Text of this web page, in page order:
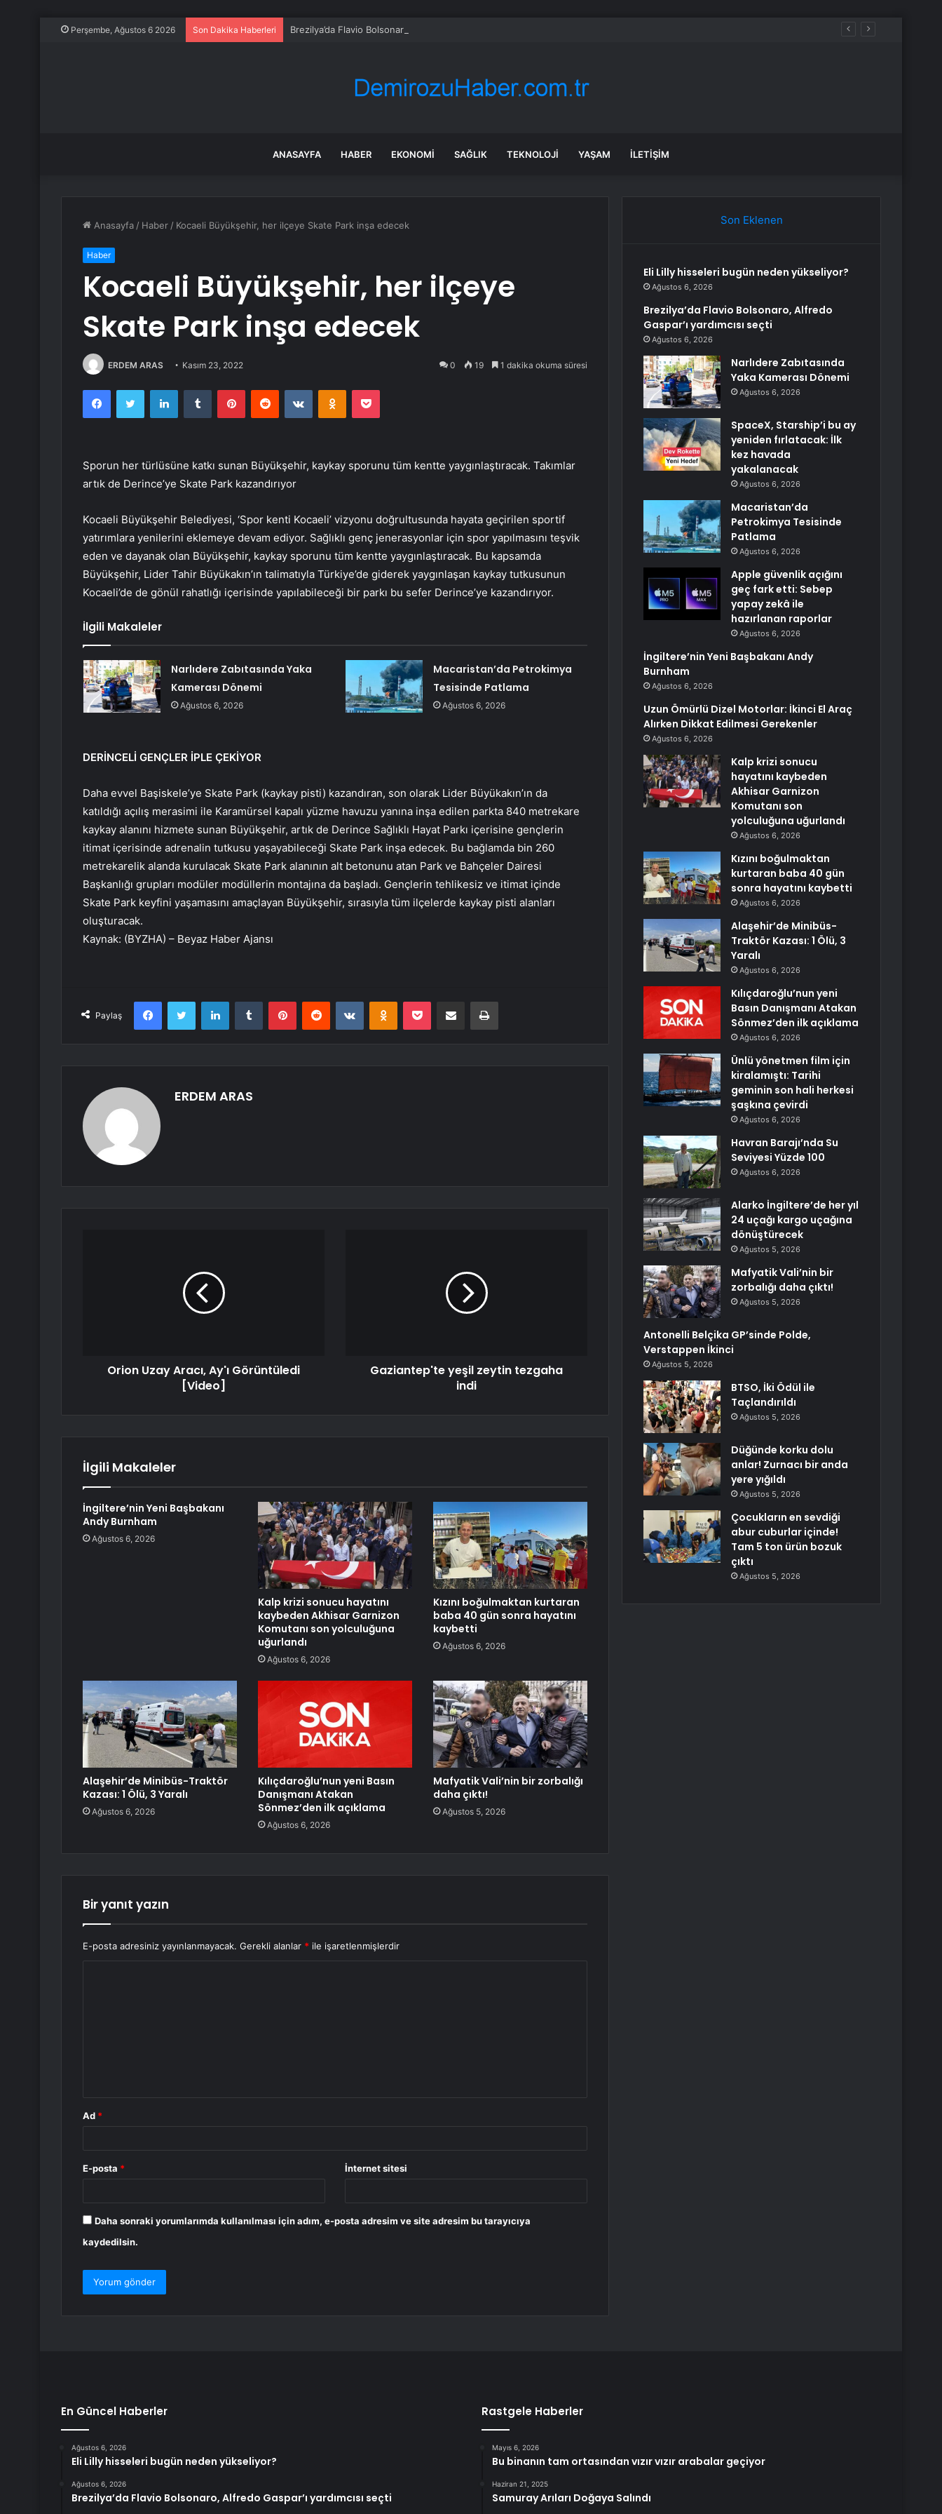
Perşembe, Ağustos 6 2026 Son Dakika Haberleri Brezilya’da Flavio Bolsonaro, Alfredo Gaspar’ı yardımcısı seçti
ANASAYFA HABER EKONOMI SAĞLIK TEKNOLOJI YAŞAM İLETIŞIM
Anasayfa / Haber / Kocaeli Büyükşehir, her ilçeye Skate Park inşa edecek
Haber
Kocaeli Büyükşehir, her ilçeye
Skate Park inşa edecek
ERDEM ARAS Kasım 23, 2022 0 19 1 dakika okuma süresi
FacebookTwitter LinkedInTumblr PinterestReddit VKontakteOdnoklassniki
Pocket
Sporun her türlüsüne katkı sunan Büyükşehir, kaykay sporunu tüm kentte yaygınlaştıracak. Takımlar
artık de Derince’ye Skate Park kazandırıyor
Kocaeli Büyükşehir Belediyesi, ‘Spor kenti Kocaeli’ vizyonu doğrultusunda hayata geçirilen sportif
yatırımlara yenilerini eklemeye devam ediyor. Sağlıklı genç jenerasyonlar için spor yapılmasını teşvik
eden ve dayanak olan Büyükşehir, kaykay sporunu tüm kentte yaygınlaştıracak. Bu kapsamda
Büyükşehir, Lider Tahir Büyükakın’ın talimatıyla Türkiye’de giderek yaygınlaşan kaykay tutkusunun
Kocaeli’de de gönül rahatlığı içerisinde yapılabileceği bir parkı bu sefer Derince’ye kazandırıyor.
İlgili Makaleler
Narlıdere Zabıtasında Yaka
Kamerası Dönemi
Ağustos 6, 2026
Macaristan’da Petrokimya
Tesisinde Patlama
Ağustos 6, 2026
DERİNCELİ GENÇLER İPLE ÇEKİYOR
Daha evvel Başiskele’ye Skate Park (kaykay pisti) kazandıran, son olarak Lider Büyükakın’ın da
katıldığı açılış merasimi ile Karamürsel kapalı yüzme havuzu yanına inşa edilen parkta 840 metrekare
kaykay alanını hizmete sunan Büyükşehir, artık de Derince Sağlıklı Hayat Parkı içerisine gençlerin
itimat içerisinde adrenalin tutkusu yaşayabileceği Skate Park inşa edecek. Bu bağlamda bin 260
metrekarelik alanda kurulacak Skate Park alanının alt betonunu atan Park ve Bahçeler Dairesi
Başkanlığı grupları modüler modüllerin montajına da başladı. Gençlerin tehlikesiz ve itimat içinde
Skate Park keyfini yaşamasını amaçlayan Büyükşehir, sırasıyla tüm ilçelerde kaykay pisti alanları
oluşturacak.
Kaynak: (BYZHA) – Beyaz Haber Ajansı
Paylaş
FacebookTwitter LinkedInTumblr PinterestReddit VKontakteOdnoklassniki
Pocket E-Posta ile paylaş Yazdır
ERDEM ARAS
Orion Uzay Aracı, Ay'ı Görüntüledi
[Video]
Gaziantep'te yeşil zeytin tezgaha
indi
İlgili Makaleler
İngiltere’nin Yeni Başbakanı
Andy Burnham
Ağustos 6, 2026
Kalp krizi sonucu hayatını
kaybeden Akhisar Garnizon
Komutanı son yolculuğuna
uğurlandı
Ağustos 6, 2026
Kızını boğulmaktan kurtaran
baba 40 gün sonra hayatını
kaybetti
Ağustos 6, 2026
Alaşehir’de Minibüs-Traktör
Kazası: 1 Ölü, 3 Yaralı
Ağustos 6, 2026
Kılıçdaroğlu’nun yeni Basın
Danışmanı Atakan
Sönmez’den ilk açıklama
Ağustos 6, 2026
Mafyatik Vali’nin bir zorbalığı
daha çıktı!
Ağustos 5, 2026
Bir yanıt yazın
E-posta adresiniz yayınlanmayacak. Gerekli alanlar * ile işaretlenmişlerdir
Ad *
E-posta * İnternet sitesi
Daha sonraki yorumlarımda kullanılması için adım, e-posta adresim ve site adresim bu tarayıcıya
kaydedilsin.
Son Eklenen
Eli Lilly hisseleri bugün neden yükseliyor?
Ağustos 6, 2026
Brezilya’da Flavio Bolsonaro, Alfredo
Gaspar’ı yardımcısı seçti
Ağustos 6, 2026
Narlıdere Zabıtasında
Yaka Kamerası Dönemi
Ağustos 6, 2026
SpaceX, Starship’i bu ay
yeniden fırlatacak: İlk
kez havada
yakalanacak
Ağustos 6, 2026
Macaristan’da
Petrokimya Tesisinde
Patlama
Ağustos 6, 2026
Apple güvenlik açığını
geç fark etti: Sebep
yapay zekâ ile
hazırlanan raporlar
Ağustos 6, 2026
İngiltere’nin Yeni Başbakanı Andy
Burnham
Ağustos 6, 2026
Uzun Ömürlü Dizel Motorlar: İkinci El Araç
Alırken Dikkat Edilmesi Gerekenler
Ağustos 6, 2026
Kalp krizi sonucu
hayatını kaybeden
Akhisar Garnizon
Komutanı son
yolculuğuna uğurlandı
Ağustos 6, 2026
Kızını boğulmaktan
kurtaran baba 40 gün
sonra hayatını kaybetti
Ağustos 6, 2026
Alaşehir’de Minibüs-
Traktör Kazası: 1 Ölü, 3
Yaralı
Ağustos 6, 2026
Kılıçdaroğlu’nun yeni
Basın Danışmanı Atakan
Sönmez’den ilk açıklama
Ağustos 6, 2026
Ünlü yönetmen film için
kiralamıştı: Tarihi
geminin son hali herkesi
şaşkına çevirdi
Ağustos 6, 2026
Havran Barajı’nda Su
Seviyesi Yüzde 100
Ağustos 6, 2026
Alarko İngiltere’de her yıl
24 uçağı kargo uçağına
dönüştürecek
Ağustos 5, 2026
Mafyatik Vali’nin bir
zorbalığı daha çıktı!
Ağustos 5, 2026
Antonelli Belçika GP’sinde Polde,
Verstappen İkinci
Ağustos 5, 2026
BTSO, İki Ödül ile
Taçlandırıldı
Ağustos 5, 2026
Düğünde korku dolu
anlar! Zurnacı bir anda
yere yığıldı
Ağustos 5, 2026
Çocukların en sevdiği
abur cuburlar içinde!
Tam 5 ton ürün bozuk
çıktı
Ağustos 5, 2026
En Güncel Haberler
Ağustos 6, 2026
Eli Lilly hisseleri bugün neden yükseliyor?
Ağustos 6, 2026
Brezilya’da Flavio Bolsonaro, Alfredo Gaspar’ı yardımcısı seçti
Rastgele Haberler
Mayıs 6, 2026
Bu binanın tam ortasından vızır vızır arabalar geçiyor
Haziran 21, 2025
Samuray Arıları Doğaya Salındı